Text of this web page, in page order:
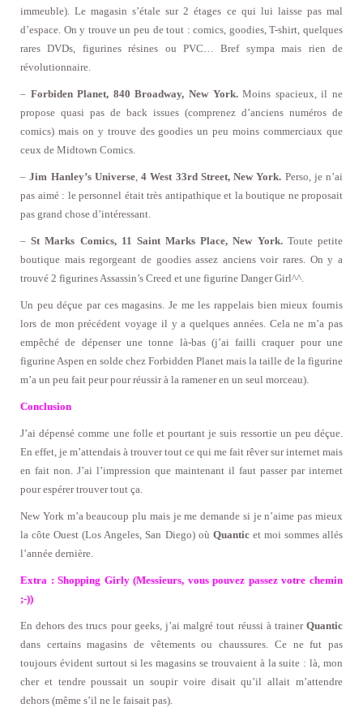
immeuble). Le magasin s’étale sur 2 étages ce qui lui laisse pas mal
d’espace. On y trouve un peu de tout : comics, goodies, T-shirt, quelques
rares DVDs, figurines résines ou PVC… Bref sympa mais rien de
révolutionnaire.
– Forbiden Planet, 840 Broadway, New York.Moins spacieux, il ne
propose quasi pas de back issues (comprenez d’anciens numéros de
comics) mais on y trouve des goodies un peu moins commerciaux que
ceux de Midtown Comics.
–Jim Hanley’s Universe, 4 West 33rd Street, New York. Perso, je n’ai
pas aimé : le personnel était très antipathique et la boutique ne proposait
pas grand chose d’intéressant.
–St Marks Comics, 11 Saint Marks Place, New York.Toute petite
boutique mais regorgeant de goodies assez anciens voir rares. On y a
trouvé 2 figurines Assassin’s Creed et une figurine Danger Girl^^.
Un peu déçue par ces magasins. Je me les rappelais bien mieux fournis
lors de mon précédent voyage il y a quelques années. Cela ne m’a pas
empêché de dépenser une tonne là-bas (j’ai failli craquer pour une
figurine Aspen en solde chez Forbidden Planet mais la taille de la figurine
m’a un peu fait peur pour réussir à la ramener en un seul morceau).
Conclusion
J’ai dépensé comme une folle et pourtant je suis ressortie un peu déçue.
En effet, je m’attendais à trouver tout ce qui me fait rêver sur internet mais
en fait non. J’ai l’impression que maintenant il faut passer par internet
pour espérer trouver tout ça.
New York m’a beaucoup plu mais je me demande si je n’aime pas mieux
la côte Ouest (Los Angeles, San Diego) où Quanticet moi sommes allés
l’année dernière.
Extra : Shopping Girly (Messieurs, vous pouvez passez votre chemin
;-))
En dehors des trucs pour geeks, j’ai malgré tout réussi à trainer Quantic
dans certains magasins de vêtements ou chaussures. Ce ne fut pas
toujours évident surtout si les magasins se trouvaient à la suite : là, mon
cher et tendre poussait un soupir voire disait qu’il allait m’attendre
dehors (même s’il ne le faisait pas).